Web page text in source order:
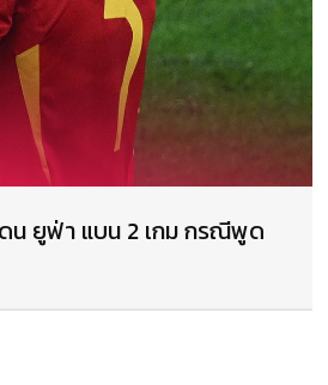
ดน ยูฟ่า แบน 2 เกม กรณีพูด